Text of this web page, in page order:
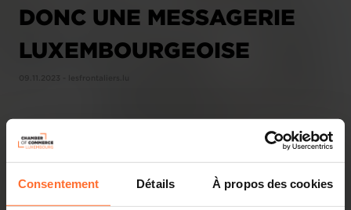
Consentement Détails À propos des cookies
DONC UNE MESSAGERIE
LUXEMBOURGEOISE